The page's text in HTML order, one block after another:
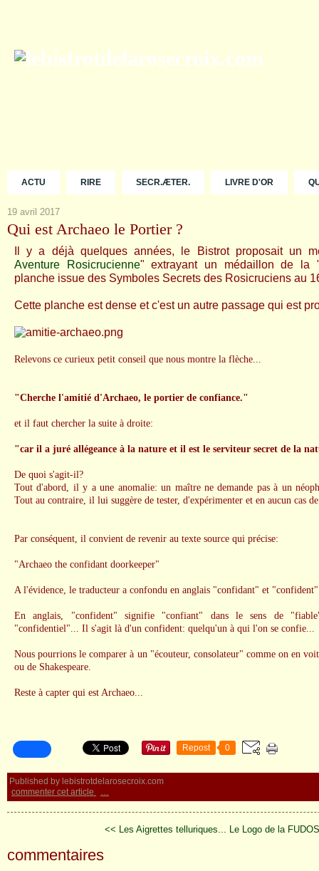
ACTU RIRE SECR.ÆTER. LIVRE D'OR
19 avril 2017
Qui est Archaeo le Portier ?
Il y a déjà quelques années, le Bistrot proposait un
Aventure Rosicrucienne" extrayant un médaillon de la
planche issue des Symboles Secrets des Rosicruciens au
Cette planche est dense et c'est un autre passage qui est
Relevons ce curieux petit conseil que nous montre la flèche...
"Cherche l'amitié d'Archaeo, le portier de confiance."
et il faut chercher la suite à droite:
"car il a juré allégeance à la nature et il est le serviteur secret de la
De quoi s'agit-il?
Tout d'abord, il y a une anomalie: un maître ne demande pas à un
Tout au contraire, il lui suggère de tester, d'expérimenter et en aucun cas
Par conséquent, il convient de revenir au texte source qui précise:
"Archaeo the confidant doorkeeper"
A l'évidence, le traducteur a confondu en anglais "confidant" et
En anglais, "confident" signifie "confiant" dans le sens de
"confidentiel"... Il s'agit là d'un confident: quelqu'un à qui l'on se confie...
Nous pourrions le comparer à un "écouteur, consolateur" comme on en
ou de Shakespeare.
Reste à capter qui est Archaeo...
Repost 0
Published by lebistrotdelarosecroix.com
commenter cet article
…
<< Les Aigrettes telluriques... Le Logo de la
commentaires